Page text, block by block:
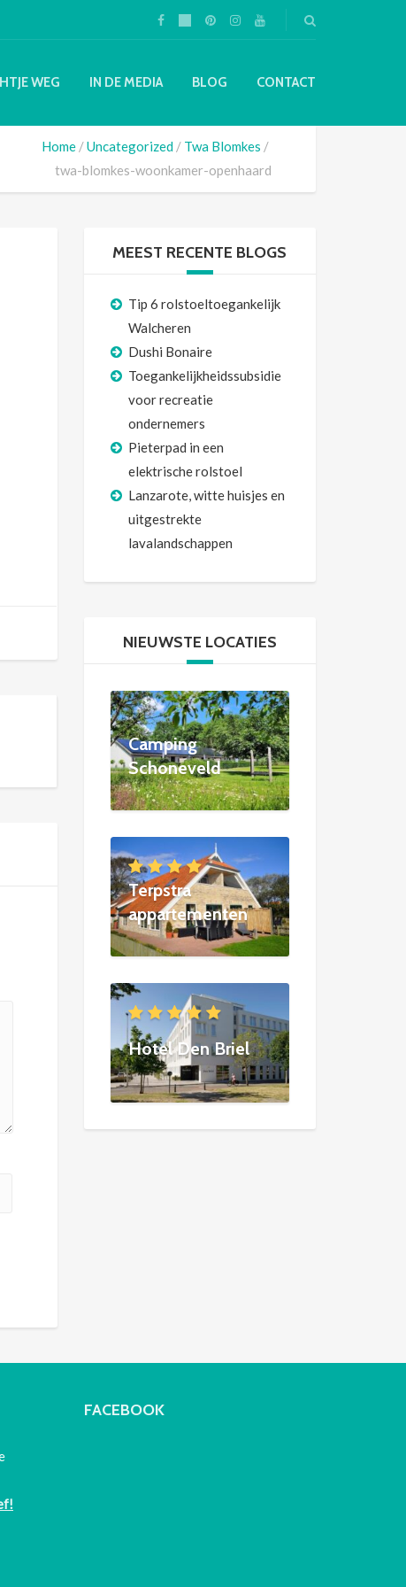
WEG IN DE MEDIA BLOG CONTACT
Home Uncategorized
Twa Blomkes
twa-blomkes-woonkamer-openhaard
MEEST RECENTE BLOGS
Tip 6 rolstoeltoegankelijk
Walcheren
Dushi Bonaire
Toegankelijkheidssubsidie
voor recreatie
ondernemers
Pieterpad in een
elektrische rolstoel
Lanzarote, witte huisjes en
uitgestrekte
lavalandschappen
NIEUWSTE LOCATIES
Camping
Schoneveld
Terpstra
appartementen
Hotel Den Briel
FACEBOOK